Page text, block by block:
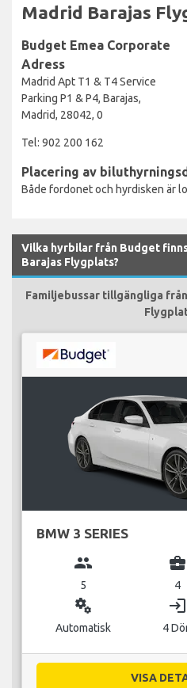
Madrid Barajas
Budget Emea Corporate
Adress
Madrid Apt T1 & T4 Service
Parking P1 & P4, Barajas,
Madrid, 28042, 0
Tel: 902 200 162
Placering av
Både fordonet och hyrdisken är
Vilka hyrbilar från Budget
Barajas Flygplats?
Familjebussar tillgängliga
BMW 3 SERIES
group
5
business_center
4
miscellaneous_services
Automatisk
login
4
VISA